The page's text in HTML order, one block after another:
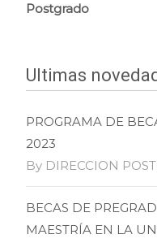
Postgrado
Ultimas
PROGRAMA DE
2023
By DIRECCION
BECAS DE
MAESTRÍA EN LA